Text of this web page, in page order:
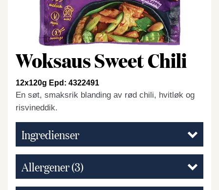
Woksaus Sweet Chili
12x120g Epd: 4322491
En søt, smaksrik blanding av rød chili, hvitløk og
risvineddik.
Ingredienser
Allergener(3)